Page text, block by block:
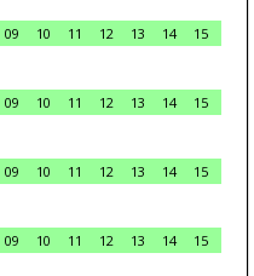
09 10 11 12 13 14
15
09 10 11 12 13 14
15
09 10 11 12 13 14
15
09 10 11 12 13 14
15